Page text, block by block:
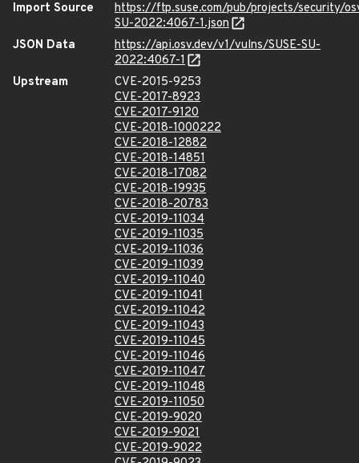
Import Source
https://ftp.suse.com/pub/projects/security/
SU-2022:4067-1.json
JSON Data
https://api.osv.dev/v1/vulns/SUSE-SU-
2022:4067-1
Upstream
CVE-2015-9253
CVE-2017-8923
CVE-2017-9120
CVE-2018-1000222
CVE-2018-12882
CVE-2018-14851
CVE-2018-17082
CVE-2018-19935
CVE-2018-20783
CVE-2019-11034
CVE-2019-11035
CVE-2019-11036
CVE-2019-11039
CVE-2019-11040
CVE-2019-11041
CVE-2019-11042
CVE-2019-11043
CVE-2019-11045
CVE-2019-11046
CVE-2019-11047
CVE-2019-11048
CVE-2019-11050
CVE-2019-9020
CVE-2019-9021
CVE-2019-9022